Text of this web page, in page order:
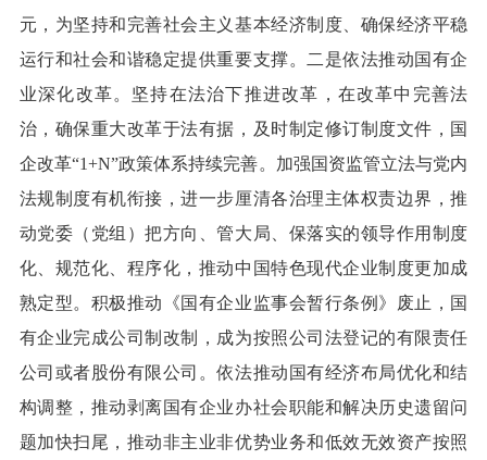
元，为坚持和完善社会主义基本经济制度、确保经济平稳
运行和社会和谐稳定提供重要支撑。二是依法推动国有企
业深化改革。坚持在法治下推进改革，在改革中完善法
治，确保重大改革于法有据，及时制定修订制度文件，国
企改革“1+N”政策体系持续完善。加强国资监管立法与党内
法规制度有机衔接，进一步厘清各治理主体权责边界，推
动党委（党组）把方向、管大局、保落实的领导作用制度
化、规范化、程序化，推动中国特色现代企业制度更加成
熟定型。积极推动《国有企业监事会暂行条例》废止，国
有企业完成公司制改制，成为按照公司法登记的有限责任
公司或者股份有限公司。依法推动国有经济布局优化和结
构调整，推动剥离国有企业办社会职能和解决历史遗留问
题加快扫尾，推动非主业非优势业务和低效无效资产按照